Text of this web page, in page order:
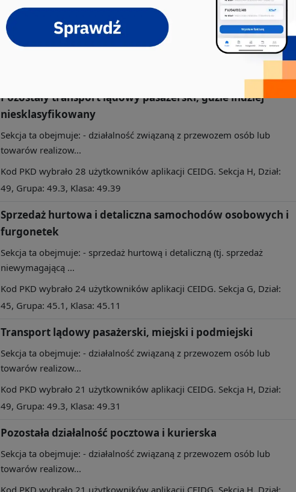
Sekcja ta obejmuje: - sprzedaż hurtową i detaliczną (tj. sprzedaż
niewymagającą ...
Kod PKD wybrało 34 użytkowników aplikacji CEIDG. Sekcja G, Dział:
Pozostały transport lądowy pasażerski, gdzie indziej
niesklasyfikowany
Sekcja ta obejmuje: - działalność związaną z przewozem osób lub
towarów realizow...
Kod PKD wybrało 28 użytkowników aplikacji CEIDG. Sekcja H, Dział:
49, Grupa: 49.3, Klasa: 49.39
Sprzedaż hurtowa i detaliczna samochodów osobowych i
furgonetek
Sekcja ta obejmuje: - sprzedaż hurtową i detaliczną (tj. sprzedaż
niewymagającą ...
Kod PKD wybrało 24 użytkowników aplikacji CEIDG. Sekcja G, Dział:
45, Grupa: 45.1, Klasa: 45.11
Transport lądowy pasażerski, miejski i podmiejski
Sekcja ta obejmuje: - działalność związaną z przewozem osób lub
towarów realizow...
Kod PKD wybrało 21 użytkowników aplikacji CEIDG. Sekcja H, Dział:
49, Grupa: 49.3, Klasa: 49.31
Pozostała działalność pocztowa i kurierska
Sekcja ta obejmuje: - działalność związaną z przewozem osób lub
towarów realizow...
Kod PKD wybrało 21 użytkowników aplikacji CEIDG. Sekcja H, Dział: